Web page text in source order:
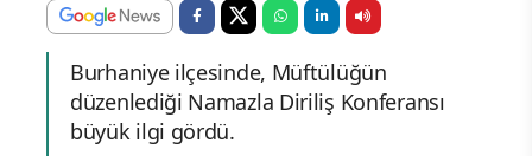
Burhaniye ilçesinde, Müftülüğün
düzenlediği Namazla Diriliş Konferansı
büyük ilgi gördü.